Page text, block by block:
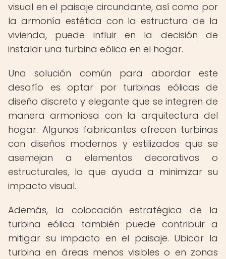
visual en el paisaje circundante, así como por
la armonía estética con la estructura de la
vivienda, puede influir en la decisión de
instalar una turbina eólica en el hogar.
Una solución común para abordar este
desafío es optar por turbinas eólicas de
diseño discreto y elegante que se integren de
manera armoniosa con la arquitectura del
hogar. Algunos fabricantes ofrecen turbinas
con diseños modernos y estilizados que se
asemejan a elementos decorativos o
estructurales, lo que ayuda a minimizar su
impacto visual.
Además, la colocación estratégica de la
turbina eólica también puede contribuir a
mitigar su impacto en el paisaje. Ubicar la
turbina en áreas menos visibles o en zonas